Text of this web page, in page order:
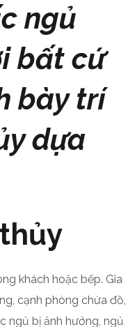
ngủ
bất cứ
bày trí
dựa
khách hoặc bếp. Gia
cạnh phòng chứa đồ,
ngủ bị ảnh hưởng, ngủ